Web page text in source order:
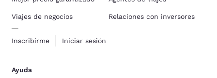
Viajes de negocios
Inscribirme Iniciar sesión
Relaciones con inversores
Ayuda